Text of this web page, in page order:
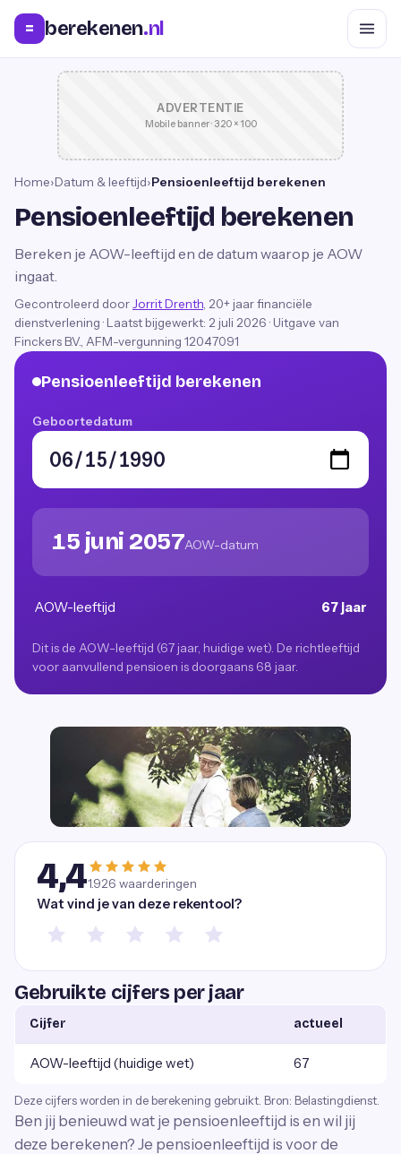
= berekenen.nl
ADVERTENTIE
Mobile banner · 320 × 100
Home›Datum & leeftijd›Pensioenleeftijd berekenen
Pensioenleeftijd berekenen
Bereken je AOW-leeftijd en de datum waarop je AOW
ingaat.
Gecontroleerd door Jorrit Drenth , 20+ jaar financiële
dienstverlening · Laatst bijgewerkt: 2 juli 2026 · Uitgave van
Finckers B.V., AFM-vergunning 12047091
Pensioenleeftijd berekenen
Geboortedatum
15 juni 2057AOW-datum
AOW-leeftijd 67 jaar
Dit is de AOW-leeftijd (67 jaar, huidige wet). De richtleeftijd
voor aanvullend pensioen is doorgaans 68 jaar.
4,41.926 waarderingen
Wat vind je van deze rekentool?
Gebruikte cijfers per jaar
Cijfer actueel
AOW-leeftijd (huidige wet) 67
Deze cijfers worden in de berekening gebruikt. Bron: Belastingdienst.
Ben jij benieuwd wat je pensioenleeftijd is en wil jij
deze berekenen? Je pensioenleeftijd is voor de